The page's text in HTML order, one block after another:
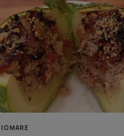
si salsa de porumb